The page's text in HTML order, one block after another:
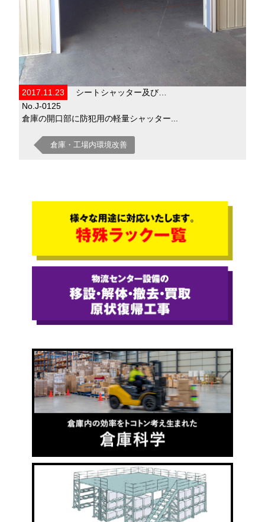
2017.11.23
シートシャッター及び…
No.J-0125
倉庫の開口部に防犯用の軽量シャッター...
倉庫・工場内環境改善